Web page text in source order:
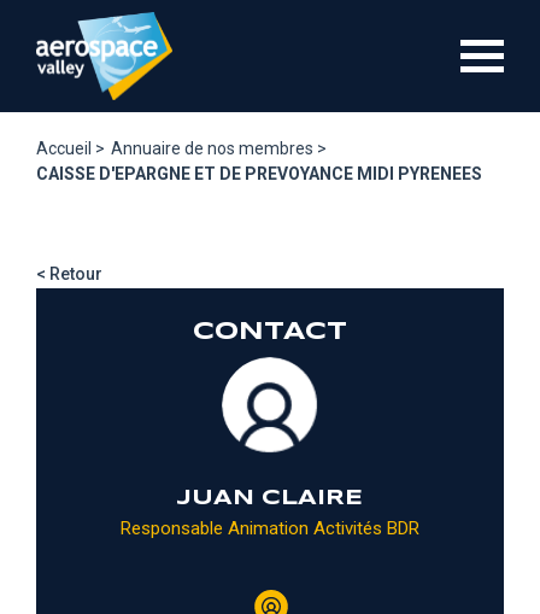
contenu
Accueil > Annuaire de nos membres >
CAISSE D'EPARGNE ET DE PREVOYANCE MIDI PYRENEES
< Retour
CONTACT
JUAN CLAIRE
Responsable Animation Activités BDR